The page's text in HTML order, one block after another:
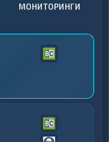
МОНИТОРИНГИ